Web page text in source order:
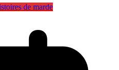
de marde